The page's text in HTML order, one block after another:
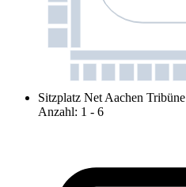
Sitzplatz Net Aachen Tribüne
Anzahl: 1 - 6